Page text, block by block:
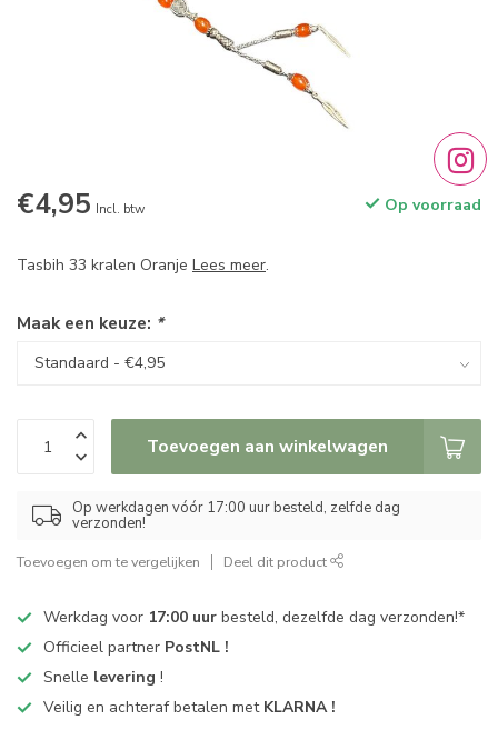
€4,95 Incl. btw Op voorraad
Tasbih 33 kralen Oranje Lees meer.
Maak een keuze: *
Toevoegen aan winkelwagen
Op werkdagen vóór 17:00 uur besteld, zelfde dag
verzonden!
Toevoegen om te vergelijken Deel dit product
Werkdag voor 17:00 uur besteld, dezelfde dag verzonden!*
Officieel partner PostNL !
Snelle levering !
Veilig en achteraf betalen met KLARNA !